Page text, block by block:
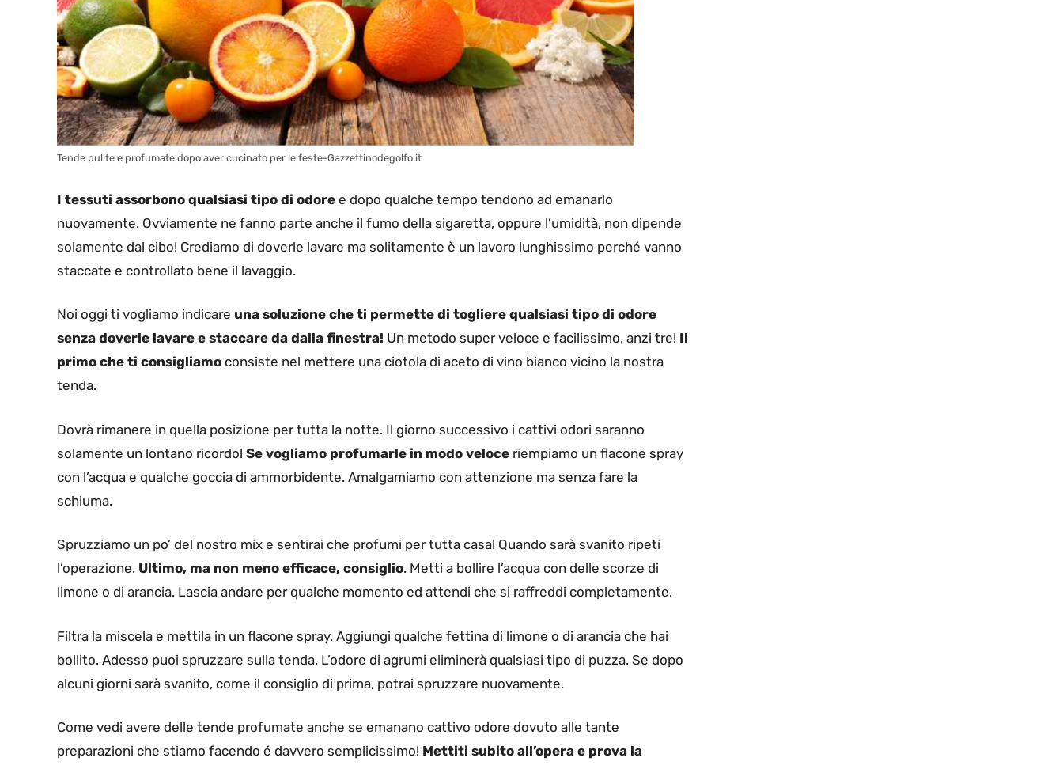
Tende pulite e profumate dopo aver cucinato per le feste-Gazzettinodegolfo.it
I tessuti assorbono qualsiasi tipo di odore e dopo qualche tempo tendono ad emanarlo
nuovamente. Ovviamente ne fanno parte anche il fumo della sigaretta, oppure l’umidità, non dipende
solamente dal cibo! Crediamo di doverle lavare ma solitamente è un lavoro lunghissimo perché vanno
staccate e controllato bene il lavaggio.
Noi oggi ti vogliamo indicare una soluzione che ti permette di togliere qualsiasi tipo di odore
senza doverle lavare e staccare da dalla finestra! Un metodo super veloce e facilissimo, anzi tre! Il
primo che ti consigliamo consiste nel mettere una ciotola di aceto di vino bianco vicino la nostra
tenda.
Dovrà rimanere in quella posizione per tutta la notte. Il giorno successivo i cattivi odori saranno
solamente un lontano ricordo! Se vogliamo profumarle in modo veloce riempiamo un flacone spray
con l’acqua e qualche goccia di ammorbidente. Amalgamiamo con attenzione ma senza fare la
schiuma.
Spruzziamo un po’ del nostro mix e sentirai che profumi per tutta casa! Quando sarà svanito ripeti
l’operazione. Ultimo, ma non meno efficace, consiglio. Metti a bollire l’acqua con delle scorze di
limone o di arancia. Lascia andare per qualche momento ed attendi che si raffreddi completamente.
Filtra la miscela e mettila in un flacone spray. Aggiungi qualche fettina di limone o di arancia che hai
bollito. Adesso puoi spruzzare sulla tenda. L’odore di agrumi eliminerà qualsiasi tipo di puzza. Se dopo
alcuni giorni sarà svanito, come il consiglio di prima, potrai spruzzare nuovamente.
Come vedi avere delle tende profumate anche se emanano cattivo odore dovuto alle tante
preparazioni che stiamo facendo é davvero semplicissimo! Mettiti subito all’opera e prova la